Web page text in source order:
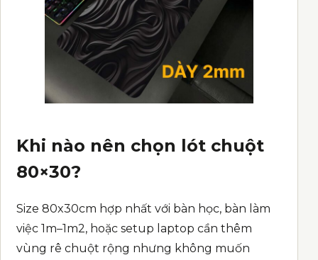
Khi nào nên chọn lót chuột
80×30?
Size 80x30cm hợp nhất với bàn học, bàn làm
việc 1m–1m2, hoặc setup laptop cần thêm
vùng rê chuột rộng nhưng không muốn